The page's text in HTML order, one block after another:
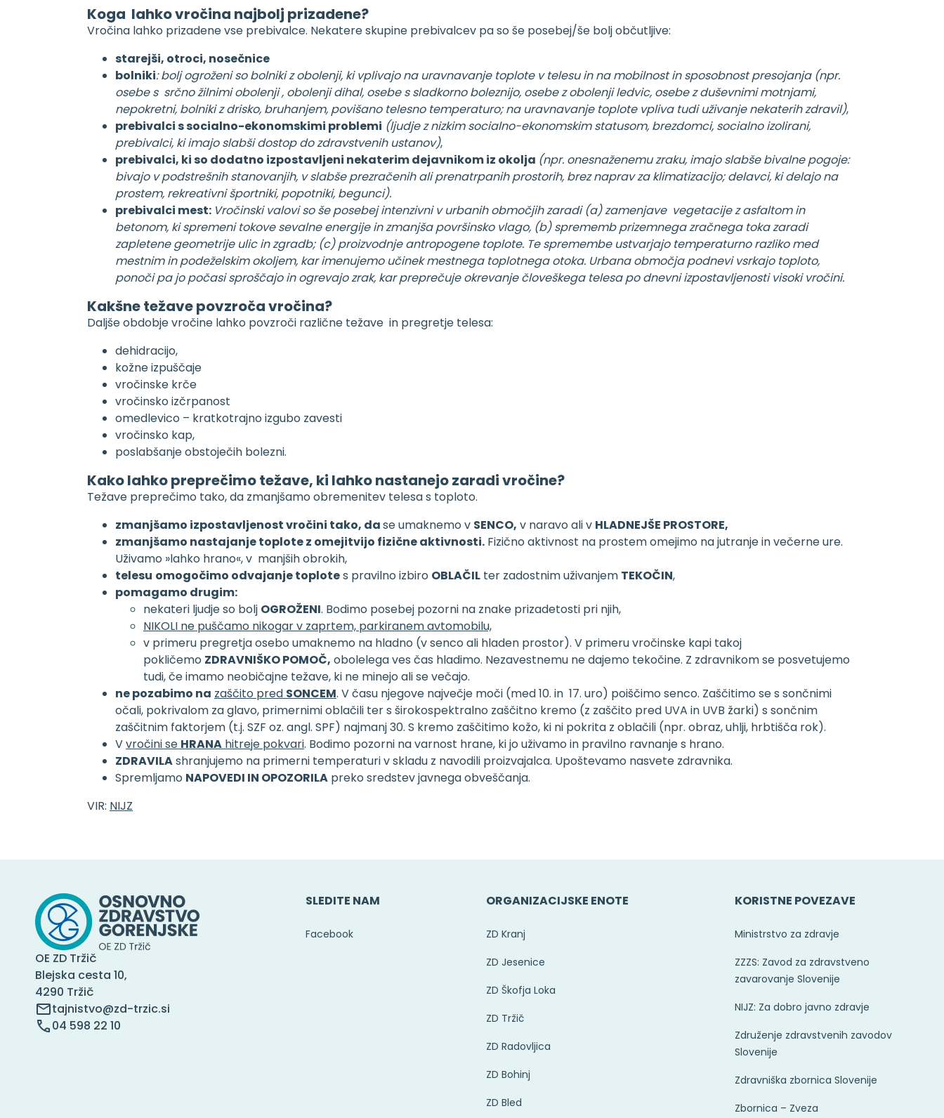
Koga lahko vročina najbolj prizadene?
Vročina lahko prizadene vse prebivalce. Nekatere skupine prebivalcev pa so še posebej/še bolj občutljive:
starejši, otroci, nosečnice
bolniki: bolj ogroženi so bolniki z obolenji, ki vplivajo na uravnavanje toplote v telesu in na mobilnost in sposobnost presojanja (npr.
osebe s srčno žilnimi obolenji , obolenji dihal, osebe s sladkorno boleznijo, osebe z obolenji ledvic, osebe z duševnimi motnjami,
nepokretni, bolniki z drisko, bruhanjem, povišano telesno temperaturo; na uravnavanje toplote vpliva tudi uživanje nekaterih zdravil),
prebivalci s socialno-ekonomskimi problemi (ljudje z nizkim socialno-ekonomskim statusom, brezdomci, socialno izolirani,
prebivalci, ki imajo slabši dostop do zdravstvenih ustanov),
prebivalci, ki so dodatno izpostavljeni nekaterim dejavnikom iz okolja (npr. onesnaženemu zraku, imajo slabše bivalne pogoje:
bivajo v podstrešnih stanovanjih, v slabše prezračenih ali prenatrpanih prostorih, brez naprav za klimatizacijo; delavci, ki delajo na
prostem, rekreativni športniki, popotniki, begunci).
prebivalci mest: Vročinski valovi so še posebej intenzivni v urbanih območjih zaradi (a) zamenjave vegetacije z asfaltom in
betonom, ki spremeni tokove sevalne energije in zmanjša površinsko vlago, (b) sprememb prizemnega zračnega toka zaradi
zapletene geometrije ulic in zgradb; (c) proizvodnje antropogene toplote. Te spremembe ustvarjajo temperaturno razliko med
mestnim in podeželskim okoljem, kar imenujemo učinek mestnega toplotnega otoka. Urbana območja podnevi vsrkajo toploto,
ponoči pa jo počasi sproščajo in ogrevajo zrak, kar preprečuje okrevanje človeškega telesa po dnevni izpostavljenosti visoki vročini.
Kakšne težave povzroča vročina?
Daljše obdobje vročine lahko povzroči različne težave in pregretje telesa:
dehidracijo,
kožne izpuščaje
vročinske krče
vročinsko izčrpanost
omedlevico – kratkotrajno izgubo zavesti
vročinsko kap,
poslabšanje obstoječih bolezni.
Kako lahko preprečimo težave, ki lahko nastanejo zaradi vročine?
Težave preprečimo tako, da zmanjšamo obremenitev telesa s toploto.
zmanjšamo izpostavljenost vročini tako, dase umaknemo v SENCO, v naravo ali v HLADNEJŠE PROSTORE,
zmanjšamo nastajanje toplote z omejitvijo fizične aktivnosti. Fizično aktivnost na prostem omejimo na jutranje in večerne ure.
Uživamo »lahko hrano«, v manjših obrokih,
telesu omogočimo odvajanje toplotes pravilno izbiro OBLAČIL ter zadostnim uživanjem TEKOČIN,
pomagamo drugim:
nekateri ljudje so bolj OGROŽENI. Bodimo posebej pozorni na znake prizadetosti pri njih,
NIKOLI ne puščamo nikogar v zaprtem, parkiranem avtomobilu,
v primeru pregretja osebo umaknemo na hladno (v senco ali hladen prostor). V primeru vročinske kapi takoj
pokličemo ZDRAVNIŠKO POMOČ, obolelega ves čas hladimo. Nezavestnemu ne dajemo tekočine. Z zdravnikom se posvetujemo
tudi, če imamo neobičajne težave, ki ne minejo ali se večajo.
ne pozabimo na zaščito pred SONCEM. V času njegove največje moči (med 10. in 17. uro) poiščimo senco. Zaščitimo se s sončnimi
očali, pokrivalom za glavo, primernimi oblačili ter s širokospektralno zaščitno kremo (z zaščito pred UVA in UVB žarki) s sončnim
zaščitnim faktorjem (t.j. SZF oz. angl. SPF) najmanj 30. S kremo zaščitimo kožo, ki ni pokrita z oblačili (npr. obraz, uhlji, hrbtišča rok).
Vvročini se HRANA hitreje pokvari. Bodimo pozorni na varnost hrane, ki jo uživamo in pravilno ravnanje s hrano.
ZDRAVILAshranjujemo na primerni temperaturi v skladu z navodili proizvajalca. Upoštevamo nasvete zdravnika.
Spremljamo NAPOVEDI IN OPOZORILA preko sredstev javnega obveščanja.
VIR: NIJZ
OE ZD Tržič
Blejska cesta 10,
4290 Tržič
tajnistvo@zd-trzic.si
04 598 22 10
SLEDITE NAM
Facebook
ORGANIZACIJSKE ENOTE
ZD Kranj
ZD Jesenice
ZD Škofja Loka
ZD Tržič
ZD Radovljica
ZD Bohinj
ZD Bled
KORISTNE POVEZAVE
Ministrstvo za zdravje
ZZZS: Zavod za zdravstveno
zavarovanje Slovenije
NIJZ: Za dobro javno zdravje
Združenje zdravstvenih zavodov
Slovenije
Zdravniška zbornica Slovenije
Zbornica – Zveza